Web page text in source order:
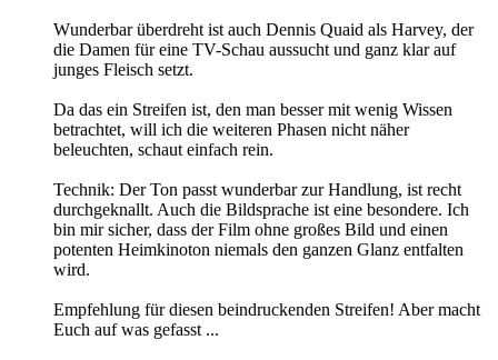
Wunderbar überdreht ist auch Dennis Quaid als Harvey, der
die Damen für eine TV-Schau aussucht und ganz klar auf
junges Fleisch setzt.
Da das ein Streifen ist, den man besser mit wenig Wissen
betrachtet, will ich die weiteren Phasen nicht näher
beleuchten, schaut einfach rein.
Technik: Der Ton passt wunderbar zur Handlung, ist recht
durchgeknallt. Auch die Bildsprache ist eine besondere. Ich
bin mir sicher, dass der Film ohne großes Bild und einen
potenten Heimkinoton niemals den ganzen Glanz entfalten
wird.
Empfehlung für diesen beindruckenden Streifen! Aber macht
Euch auf was gefasst ...